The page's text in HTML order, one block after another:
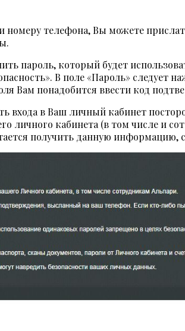
номеру телефона, Вы можете
пароль, который будет
В поле «Пароль» следует
Вам понадобится ввести код
входа в Ваш личный кабинет
личного кабинета (в том числе и
получить данную информацию,